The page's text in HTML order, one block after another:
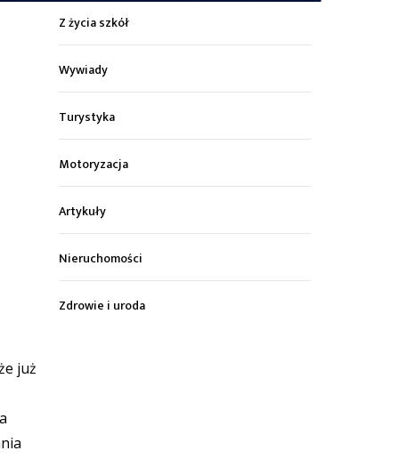
już
Z życia szkół
Wywiady
Turystyka
Motoryzacja
Artykuły
Nieruchomości
Zdrowie i uroda